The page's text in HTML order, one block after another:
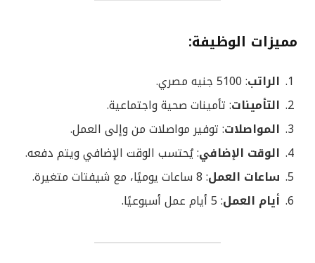
مميزات الوظيفة:
الراتب: 5100 جنيه مصري.
التأمينات: تأمينات صحية واجتماعية.
المواصلات: توفير مواصلات من وإلى العمل.
الوقت الإضافي: يُحتسب الوقت الإضافي ويتم دفعه.
ساعات العمل: 8 ساعات يوميًا، مع شيفتات متغيرة.
أيام العمل: 5 أيام عمل أسبوعيًا.